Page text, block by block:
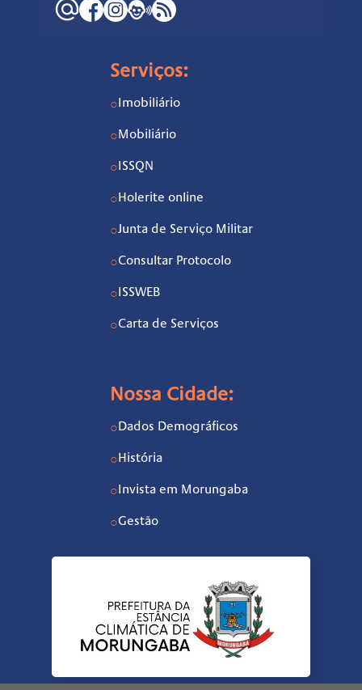
Serviços:
○Imobiliário
○Mobiliário
○ISSQN
○Holerite online
○Junta de Serviço Militar
○Consultar Protocolo
○ISSWEB
○Carta de Serviços
Nossa Cidade:
○Dados Demográficos
○História
○Invista em Morungaba
○Gestão